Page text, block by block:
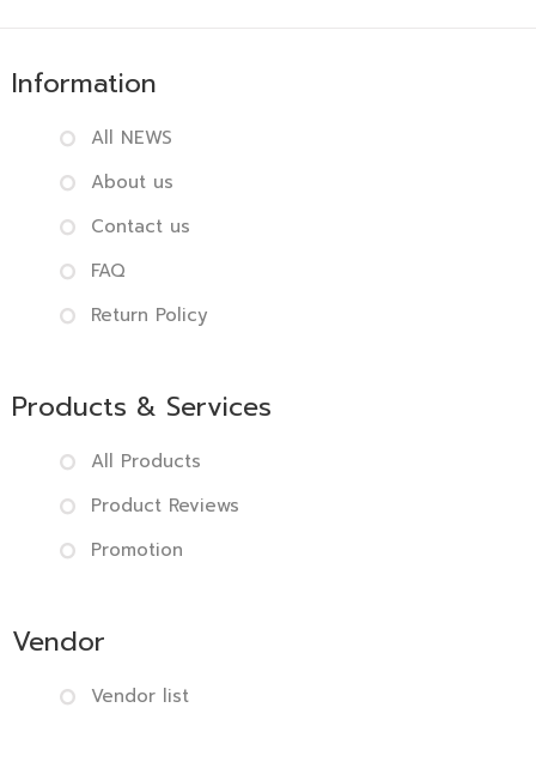
Information
All NEWS
About us
Contact us
FAQ
Return Policy
Products & Services
All Products
Product Reviews
Promotion
Vendor
Vendor list